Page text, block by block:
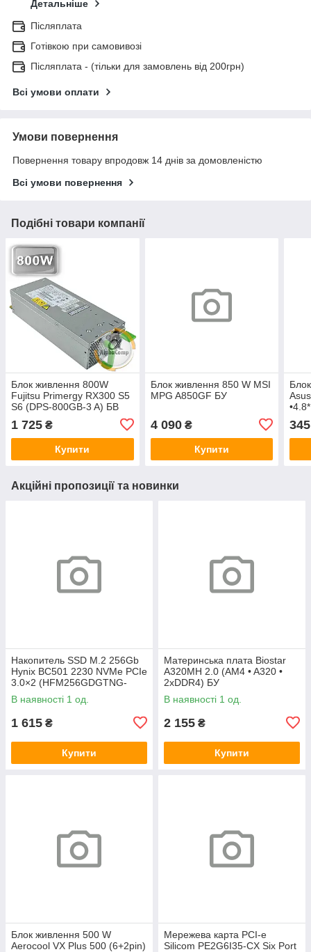
Детальніше
Післяплата
Готівкою при самовивозі
Післяплата - (тільки для замовлень від 200грн)
Всі умови оплати
Умови повернення
Повернення товару впродовж 14 днів за домовленістю
Всі умови повернення
Подібні товари компанії
Блок живлення 800W
Fujitsu Primergy RX300 S5
S6 (DPS-800GB-3 A) БВ
1 725 ₴
Купити
Блок живлення 850 W MSI
MPG A850GF БУ
4 090₴
Купити
345
Акційні пропозиції та новинки
Накопитель SSD M.2 256Gb
Hynix BC501 2230 NVMe PCIe
3.0×2 (HFM256GDGTNG-
83A0A) 800/1600 БУ
В наявності 1 од.
1 615 ₴
Купити
Материнська плата Biostar
A320MH 2.0 (AM4 • A320 •
2xDDR4) БУ
В наявності 1 од.
2 155 ₴
Купити
Блок живлення 500 W
Aerocool VX Plus 500 (6+2pin)
Мережева карта PCI-e
Silicom PE2G6I35-CX Six Port